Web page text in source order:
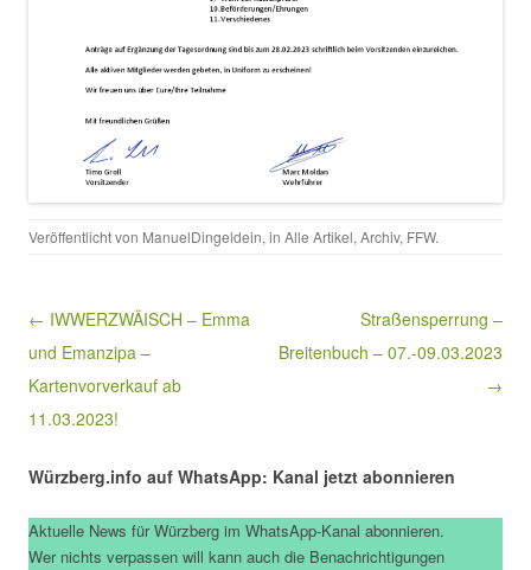
Veröffentlicht von ManuelDingeldein, in Alle Artikel, Archiv, FFW.
Beitragsnavigation
← IWWERZWÄISCH – Emma
und Emanzipa –
Kartenvorverkauf ab
11.03.2023!
Straßensperrung –
Breitenbuch – 07.-09.03.2023
→
Würzberg.info auf WhatsApp: Kanal jetzt abonnieren
Aktuelle News für Würzberg im WhatsApp-Kanal abonnieren.
Wer nichts verpassen will kann auch die Benachrichtigungen